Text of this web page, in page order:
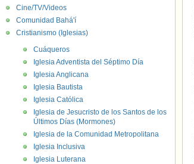
Cine/TV/Videos
Comunidad Bahá'í
Cristianismo (Iglesias)
Cuáqueros
Iglesia Adventista del Séptimo Día
Iglesia Anglicana
Iglesia Bautista
Iglesia Católica
Iglesia de Jesucristo de los Santos de los
Últimos Días (Mormones)
Iglesia de la Comunidad Metropolitana
Iglesia Inclusiva
Iglesia Luterana